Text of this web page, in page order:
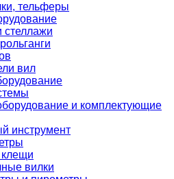
тельферы
вил
и комплектующие
инструмент
вилки